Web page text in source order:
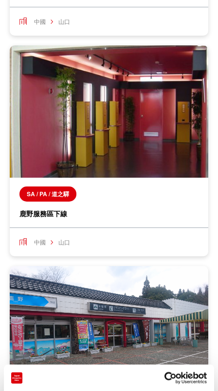
中國 山口
SA / PA / 道之驛
鹿野服務區下線
中國 山口